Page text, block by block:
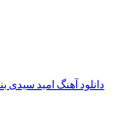
دانلود آهنگ امید سیدی